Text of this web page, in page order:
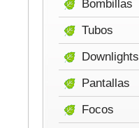
Bombillas
Tubos
Downlights
Pantallas
Focos